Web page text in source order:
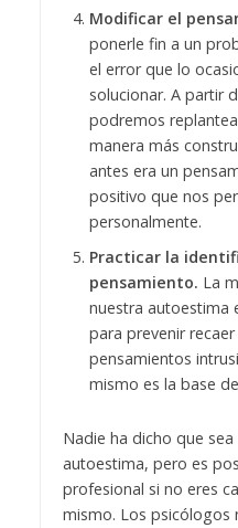
Modificar el
ponerle fin a un
el error que lo
solucionar. A partir
podremos
manera más
antes era un
positivo que nos
personalmente.
Practicar la
pensamiento. La
nuestra autoestima
para prevenir
pensamientos
mismo es la base
Nadie ha dicho que
autoestima, pero es
profesional si no eres
mismo. Los psicólogos